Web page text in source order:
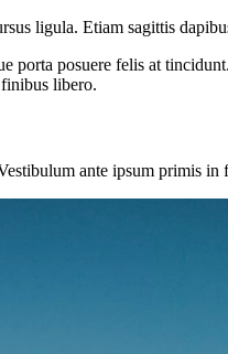
ligula. Etiam sagittis
posuere felis at
libero.
ante ipsum primis